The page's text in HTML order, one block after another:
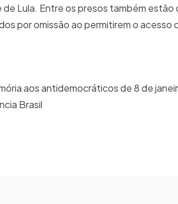
Lula. Entre os presos também
por omissão ao permitirem o acesso
aos antidemocráticos de 8 de
Brasil